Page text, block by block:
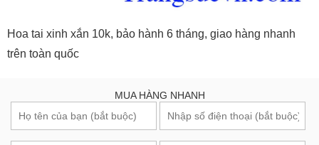
Hoa tai xinh xắn 10k, bảo hành 6 tháng, giao hàng nhanh
trên toàn quốc
MUA HÀNG NHANH